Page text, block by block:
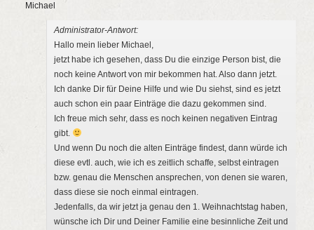
Michael
Administrator-Antwort:
Hallo mein lieber Michael,
jetzt habe ich gesehen, dass Du die einzige Person bist, die
noch keine Antwort von mir bekommen hat. Also dann jetzt.
Ich danke Dir für Deine Hilfe und wie Du siehst, sind es jetzt
auch schon ein paar Einträge die dazu gekommen sind.
Ich freue mich sehr, dass es noch keinen negativen Eintrag
gibt.
Und wenn Du noch die alten Einträge findest, dann würde ich
diese evtl. auch, wie ich es zeitlich schaffe, selbst eintragen
bzw. genau die Menschen ansprechen, von denen sie waren,
dass diese sie noch einmal eintragen.
Jedenfalls, da wir jetzt ja genau den 1. Weihnachtstag haben,
wünsche ich Dir und Deiner Familie eine besinnliche Zeit und